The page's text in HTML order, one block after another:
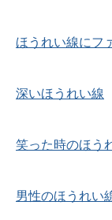
ほうれい線にフ
深いほうれい線
笑った時のほう
男性のほうれい